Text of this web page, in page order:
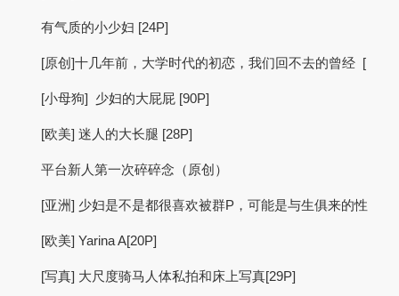
有气质的小少妇 [24P]
[原创]十几年前，大学时代的初恋，我们回不去的曾经 [
[小母狗] 少妇的大屁屁 [90P]
[欧美] 迷人的大长腿 [28P]
平台新人第一次碎碎念（原创）
[亚洲] 少妇是不是都很喜欢被群P，可能是与生俱来的性
[欧美] Yarina A[20P]
[写真] 大尺度骑马人体私拍和床上写真[29P]